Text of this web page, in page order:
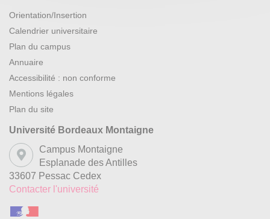
Orientation/Insertion
Calendrier universitaire
Plan du campus
Annuaire
Accessibilité : non conforme
Mentions légales
Plan du site
Université Bordeaux Montaigne
Campus Montaigne
Esplanade des Antilles
33607 Pessac Cedex
Contacter l'université